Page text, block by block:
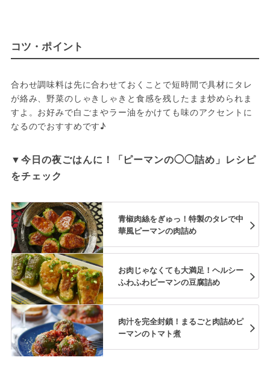
コツ・ポイント
合わせ調味料は先に合わせておくことで短時間で具材にタレ
が絡み、野菜のしゃきしゃきと食感を残したまま炒められま
すよ。お好みで白ごまやラー油をかけても味のアクセントに
なるのでおすすめです♪
▼今日の夜ごはんに！「ピーマンの◯◯詰め」レシピ
をチェック
青椒肉絲をぎゅっ！特製のタレで中
華風ピーマンの肉詰め
お肉じゃなくても大満足！ヘルシー
ふわふわピーマンの豆腐詰め
肉汁を完全封鎖！まるごと肉詰めピ
ーマンのトマト煮